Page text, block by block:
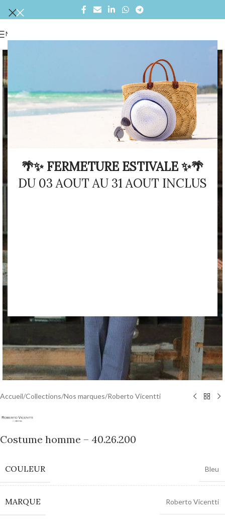
🌴✨ FERMETURE ESTIVALE ✨🌴
DU 03 AOUT AU 31 AOUT INCLUS
MENU
Accueil/Collections/Nos marques/Roberto Vicentti
Costume homme – 40.26.200
COULEUR Bleu
MARQUE Roberto Vicentti